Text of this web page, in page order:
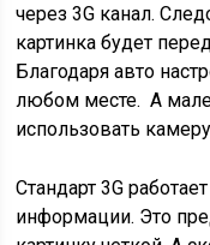
через 3G канал.
картинка будет
Благодаря авто
любом месте. А
использовать
Стандарт 3G
информации. Это